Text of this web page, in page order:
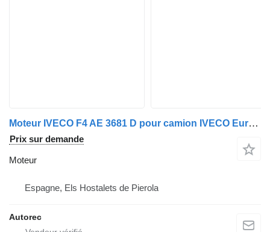
Moteur IVECO F4 AE 3681 D pour camion IVECO Eurocargo 150E25
Prix sur demande
Moteur
Espagne, Els Hostalets de Pierola
Autorec